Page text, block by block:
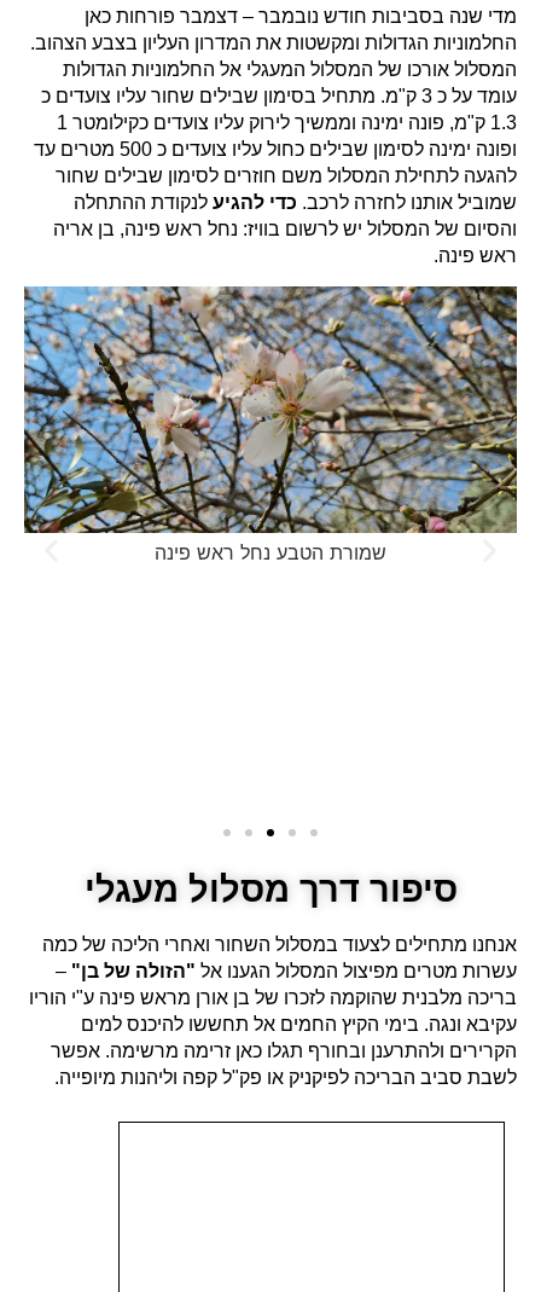
מדי שנה בסביבות חודש נובמבר – דצמבר פורחות כאן
החלמוניות הגדולות ומקשטות את המדרון העליון בצבע הצהוב.
המסלול אורכו של המסלול המעגלי אל החלמוניות הגדולות
עומד על כ 3 ק"מ. מתחיל בסימון שבילים שחור עליו צועדים כ
1.3 ק"מ, פונה ימינה וממשיך לירוק עליו צועדים כקילומטר 1
ופונה ימינה לסימון שבילים כחול עליו צועדים כ 500 מטרים עד
להגעה לתחילת המסלול משם חוזרים לסימון שבילים שחור
שמוביל אותנו לחזרה לרכב. כדי להגיע לנקודת ההתחלה
והסיום של המסלול יש לרשום בוויז: נחל ראש פינה, בן אריה
ראש פינה.
שמורת הטבע נחל ראש פינה
סיפור דרך מסלול מעגלי
אנחנו מתחילים לצעוד במסלול השחור ואחרי הליכה של כמה
עשרות מטרים מפיצול המסלול הגענו אל "הזולה של בן" –
בריכה מלבנית שהוקמה לזכרו של בן אורן מראש פינה ע"י הוריו
עקיבא ונגה. בימי הקיץ החמים אל תחששו להיכנס למים
הקרירים ולהתרענן ובחורף תגלו כאן זרימה מרשימה. אפשר
לשבת סביב הבריכה לפיקניק או פק"ל קפה וליהנות מיופייה.